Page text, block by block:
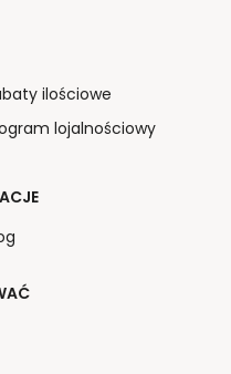
ilościowe
lojalnościowy